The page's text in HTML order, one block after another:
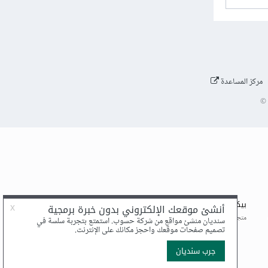
مركز المساعدة
©